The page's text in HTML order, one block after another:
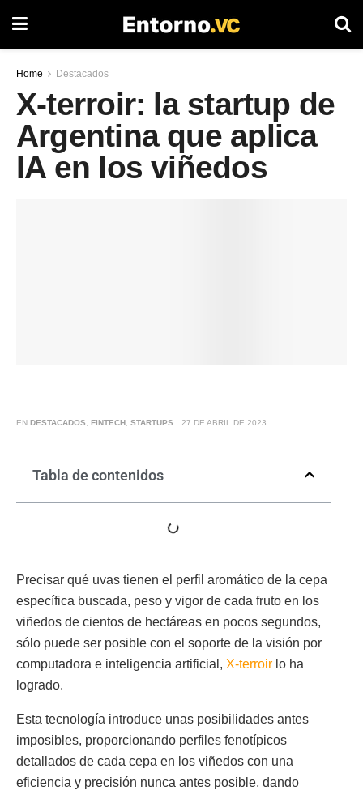
Home Destacados
X-terroir: la startup de
Argentina que aplica
IA en los viñedos
EN DESTACADOS FINTECH STARTUPS 27 DE ABRIL DE 2023
Tabla de contenidos
Precisar qué uvas tienen el perfil aromático de la cepa
específica buscada, peso y vigor de cada fruto en los
viñedos de cientos de hectáreas en pocos segundos,
sólo puede ser posible con el soporte de la visión por
computadora e inteligencia artificial, X-terroir lo ha
logrado.
Esta tecnología introduce unas posibilidades antes
imposibles, proporcionando perfiles fenotípicos
detallados de cada cepa en los viñedos con una
eficiencia y precisión nunca antes posible, dando